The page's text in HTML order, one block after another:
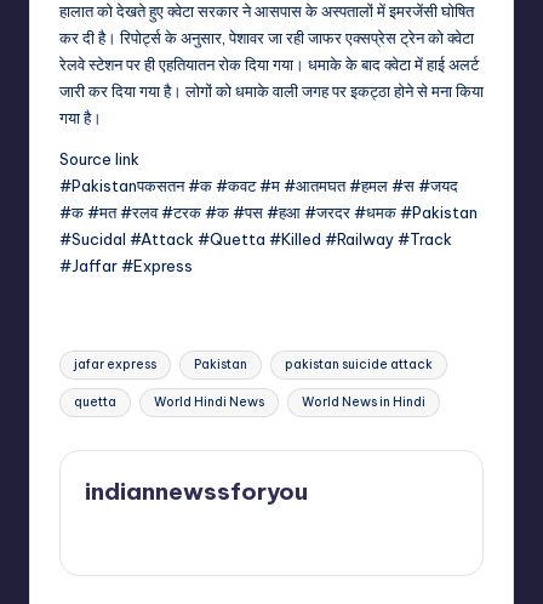
हालात को देखते हुए क्वेटा सरकार ने आसपास के अस्पतालों में इमरजेंसी घोषित
कर दी है। रिपोर्ट्स के अनुसार, पेशावर जा रही जाफर एक्सप्रेस ट्रेन को क्वेटा
रेलवे स्टेशन पर ही एहतियातन रोक दिया गया। धमाके के बाद क्वेटा में हाई अलर्ट
जारी कर दिया गया है। लोगों को धमाके वाली जगह पर इकट्ठा होने से मना किया
गया है।
Source link
#Pakistanपकसतन #क #कवट #म #आतमघत #हमल #स #जयद
#क #मत #रलव #टरक #क #पस #हआ #जरदर #धमक #Pakistan
#Sucidal #Attack #Quetta #Killed #Railway #Track
#Jaffar #Express
Tags:
jafar express Pakistan pakistan suicide attack
quetta World Hindi News World News in Hindi
indiannewssforyou